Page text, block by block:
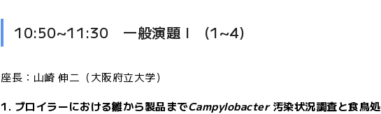
10:50~11:30 一般演題 I (1~4)
座長：山崎 伸二（大阪府立大学）
1. ブロイラーにおける雛から製品までCampylobacter汚染状況調査と食鳥